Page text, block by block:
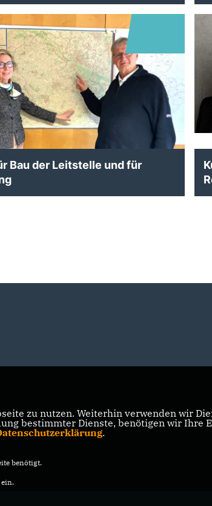
Bau der Leitstelle und für
zu nutzen. Weiterhin verwenden wir
bestimmter Dienste, benötigen wir Ihre
.
benötigt.